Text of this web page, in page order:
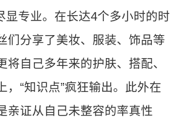
显专业。在长达4个多小时的时
们分享了美妆、服装、饰品等
将自己多年来的护肤、搭配、
，“知识点”疯狂输出。此外在
亲证从自己未整容的率真性